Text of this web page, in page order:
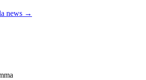
news →